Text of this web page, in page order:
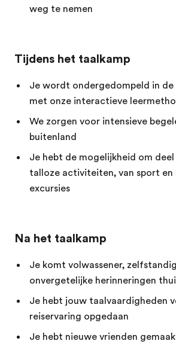
weg te nemen
Tijdens het taalkamp
Je wordt ondergedompeld in
met onze interactieve
We zorgen voor intensieve
buitenland
Je hebt de mogelijkheid om deel
talloze activiteiten, van sport en
excursies
Na het taalkamp
Je komt volwassener,
onvergetelijke herinneringen
Je hebt jouw taalvaardigheden
reiservaring opgedaan
Je hebt nieuwe vrienden